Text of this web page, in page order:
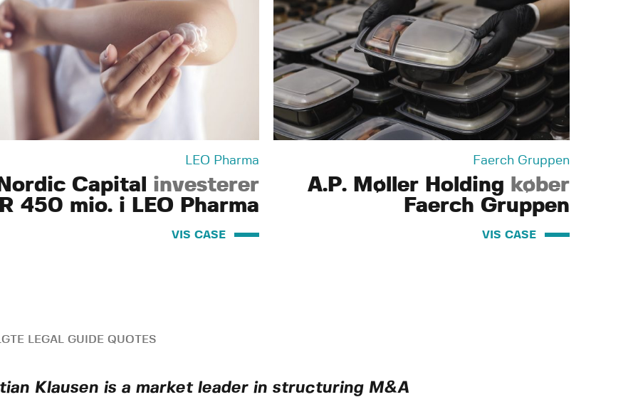
LEO Pharma
Capital investerer
450 mio. i LEO Pharma
VIS CASE
Faerch Gruppen
A.P. Møller Holding køber
Faerch Gruppen
VIS CASE
LEGAL GUIDE QUOTES
Klausen is a market leader in structuring M&A